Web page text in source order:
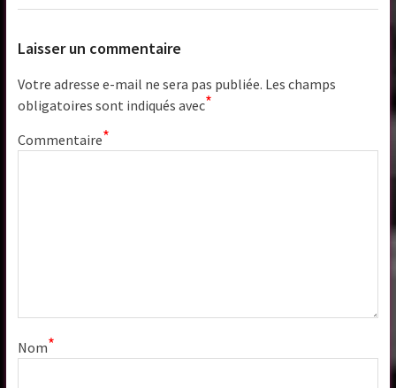
Laisser un commentaire
Votre adresse e-mail ne sera pas publiée. Les champs
obligatoires sont indiqués avec*
Commentaire*
Nom*